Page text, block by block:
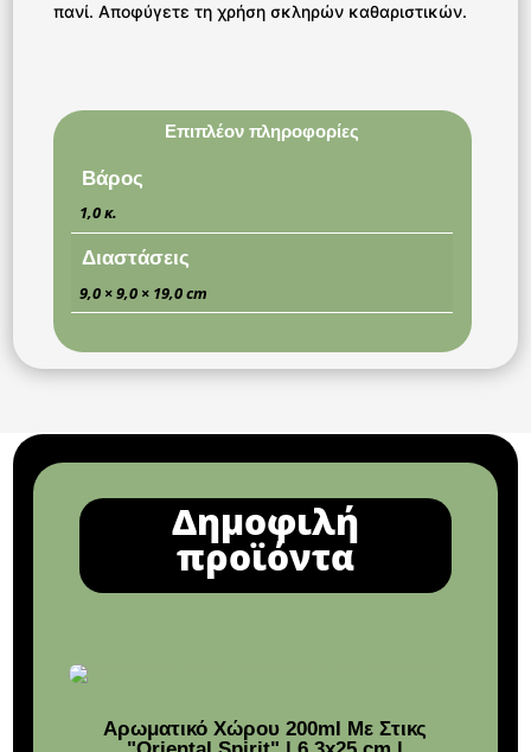
πανί. Αποφύγετε τη χρήση σκληρών καθαριστικών.
Επιπλέον πληροφορίες
Βάρος
1,0 κ.
Διαστάσεις
9,0 × 9,0 × 19,0 cm
Δημοφιλή
προϊόντα
Αρωματικό Χώρου 200ml Με Στικς